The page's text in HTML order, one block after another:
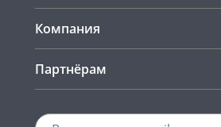
Компания
Партнёрам